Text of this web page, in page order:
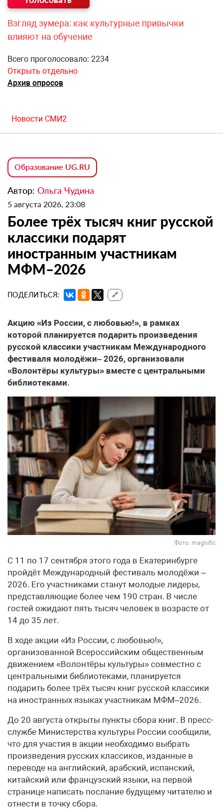
Взгляд зумера: как культурные привычки
влияют на обучение
Всего проголосовало: 2234
Открыть отдельно
Архив опросов
Новости СМИ2
Образование UG.RU
Автор: Ольга Чудина
5 августа 2026, 23:08
Более трёх тысяч книг русской
классики подарят
иностранным участникам
МФМ–2026
ПОДЕЛИТЬСЯ: 🔗
Акцию «Из России, с любовью!», в рамках
которой планируется подарить произведения
русской классики участникам Международного
фестиваля молодёжи– 2026, организовали
«Волонтёры культуры» вместе с центральными
библиотеками.
Фото: magnific
С 11 по 17 сентября этого года в Екатеринбурге
пройдёт Международный фестиваль молодёжи –
2026. Его участниками станут молодые лидеры,
представляющие более чем 190 стран. В числе
гостей ожидают пять тысяч человек в возрасте от
14 до 35 лет.
В ходе акции «Из России, с любовью!»,
организованной Всероссийским общественным
движением «Волонтёры культуры» совместно с
центральными библиотеками, планируется
подарить более трёх тысяч книг русской классики
на иностранных языках участникам МФМ–2026.
До 20 августа открыты пункты сбора книг. В пресс-
службе Министерства культуры России сообщили,
что для участия в акции необходимо выбрать
произведения русских классиков, изданные в
переводе на английский, арабский, испанский,
китайский или французский языки, на первой
странице написать послание будущему читателю и
отнести в точку сбора.